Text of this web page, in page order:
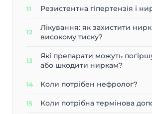
Резистентна гіпертензія і
Лікування: як захистити
високому тиску?
Які препарати можуть
або шкодити ниркам?
Коли потрібен нефролог?
Коли потрібна термінова